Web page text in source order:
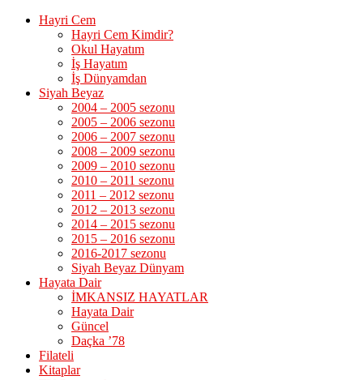
Hayri Cem
Hayri Cem Kimdir?
Okul Hayatım
İş Hayatım
İş Dünyamdan
Siyah Beyaz
2004 – 2005 sezonu
2005 – 2006 sezonu
2006 – 2007 sezonu
2008 – 2009 sezonu
2009 – 2010 sezonu
2010 – 2011 sezonu
2011 – 2012 sezonu
2012 – 2013 sezonu
2014 – 2015 sezonu
2015 – 2016 sezonu
2016-2017 sezonu
Siyah Beyaz Dünyam
Hayata Dair
İMKANSIZ HAYATLAR
Hayata Dair
Güncel
Daçka ’78
Filateli
Kitaplar